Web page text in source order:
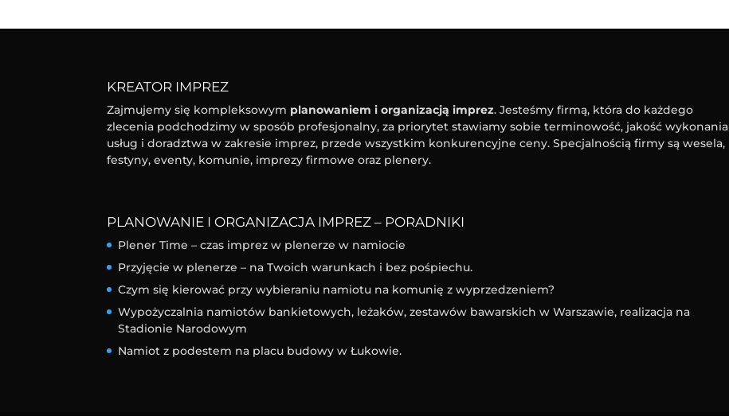
KREATOR IMPREZ
Zajmujemy się kompleksowym planowaniem i organizacją imprez. Jesteśmy firmą, która do każdego
zlecenia podchodzimy w sposób profesjonalny, za priorytet stawiamy sobie terminowość, jakość wykonania
usług i doradztwa w zakresie imprez, przede wszystkim konkurencyjne ceny. Specjalnością firmy są wesela,
festyny, eventy, komunie, imprezy firmowe oraz plenery.
PLANOWANIE I ORGANIZACJA IMPREZ – PORADNIKI
Plener Time – czas imprez w plenerze w namiocie
Przyjęcie w plenerze – na Twoich warunkach i bez pośpiechu.
Czym się kierować przy wybieraniu namiotu na komunię z wyprzedzeniem?
Wypożyczalnia namiotów bankietowych, leżaków, zestawów bawarskich w Warszawie, realizacja na
Stadionie Narodowym
Namiot z podestem na placu budowy w Łukowie.